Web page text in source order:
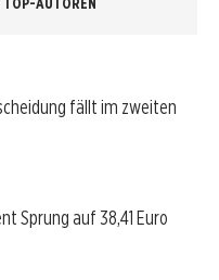
fällt im zweiten
Sprung auf 38,41 Euro